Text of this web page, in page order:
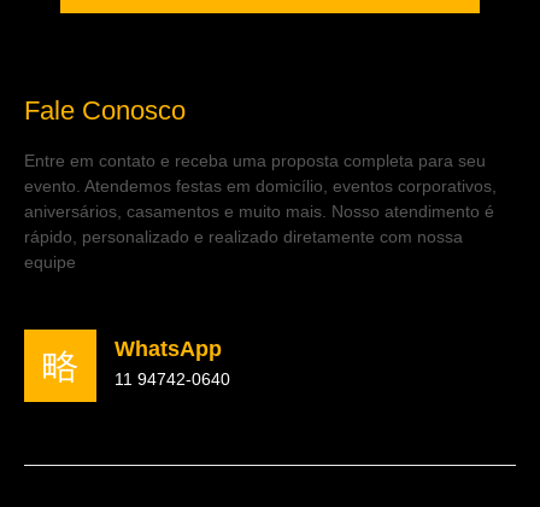
Fale Conosco
Entre em contato e receba uma proposta completa para seu
evento. Atendemos festas em domicílio, eventos corporativos,
aniversários, casamentos e muito mais. Nosso atendimento é
rápido, personalizado e realizado diretamente com nossa
equipe
WhatsApp
11 94742-0640